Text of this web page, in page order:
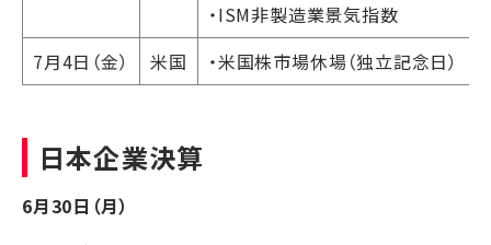
・ISM非製造業景気指数
7月4日（金）
米国 ・米国株市場休場（独立記念日）
日本企業決算
6月30日（月）